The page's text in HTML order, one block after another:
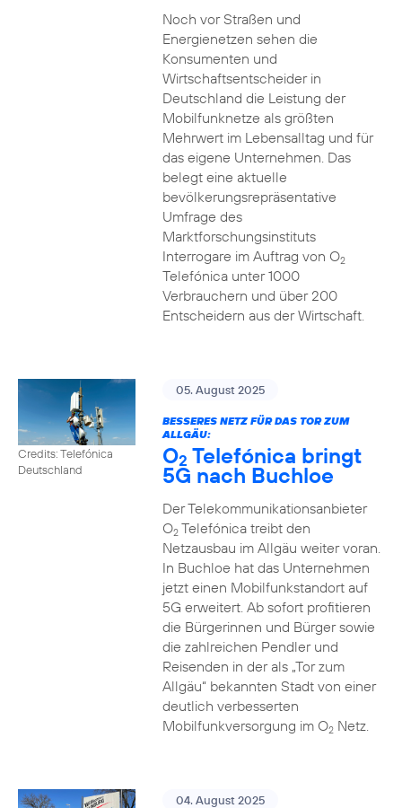
Noch vor Straßen und
Energienetzen sehen die
Konsumenten und
Wirtschaftsentscheider in
Deutschland die Leistung der
Mobilfunknetze als größten
Mehrwert im Lebensalltag und für
das eigene Unternehmen. Das
belegt eine aktuelle
bevölkerungsrepräsentative
Umfrage des
Marktforschungsinstituts
Interrogare im Auftrag von O2
Telefónica unter 1000
Verbrauchern und über 200
Entscheidern aus der Wirtschaft.
Credits: Telefónica
Deutschland
05. August 2025
BESSERES NETZ FÜR DAS TOR ZUM
ALLGÄU:
O2 Telefónica bringt
5G nach Buchloe
Der Telekommunikationsanbieter
O2Telefónica treibt den
Netzausbau im Allgäu weiter voran.
In Buchloe hat das Unternehmen
jetzt einen Mobilfunkstandort auf
5G erweitert. Ab sofort profitieren
die Bürgerinnen und Bürger sowie
die zahlreichen Pendler und
Reisenden in der als „Tor zum
Allgäu“ bekannten Stadt von einer
deutlich verbesserten
Mobilfunkversorgung im O2Netz.
04. August 2025